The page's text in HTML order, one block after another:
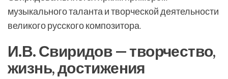
музыкального таланта и творческой деятельности
великого русского композитора.
И.В. Свиридов — творчество,
жизнь, достижения